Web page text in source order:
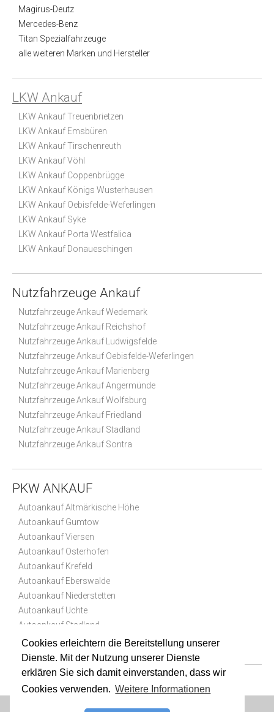
Cookies erleichtern die Bereitstellung unserer
Dienste. Mit der Nutzung unserer Dienste
erklären Sie sich damit einverstanden, dass wir
Cookies verwenden. Weitere Informationen
Magirus-Deutz
Mercedes-Benz
Titan Spezialfahrzeuge
alle weiteren Marken und Hersteller
LKW Ankauf
LKW Ankauf Treuenbrietzen
LKW Ankauf Emsbüren
LKW Ankauf Tirschenreuth
LKW Ankauf Vöhl
LKW Ankauf Coppenbrügge
LKW Ankauf Königs Wusterhausen
LKW Ankauf Oebisfelde-Weferlingen
LKW Ankauf Syke
LKW Ankauf Porta Westfalica
LKW Ankauf Donaueschingen
Nutzfahrzeuge Ankauf
Nutzfahrzeuge Ankauf Wedemark
Nutzfahrzeuge Ankauf Reichshof
Nutzfahrzeuge Ankauf Ludwigsfelde
Nutzfahrzeuge Ankauf Oebisfelde-Weferlingen
Nutzfahrzeuge Ankauf Marienberg
Nutzfahrzeuge Ankauf Angermünde
Nutzfahrzeuge Ankauf Wolfsburg
Nutzfahrzeuge Ankauf Friedland
Nutzfahrzeuge Ankauf Stadland
Nutzfahrzeuge Ankauf Sontra
PKW ANKAUF
Autoankauf Altmärkische Höhe
Autoankauf Gumtow
Autoankauf Viersen
Autoankauf Osterhofen
Autoankauf Krefeld
Autoankauf Eberswalde
Autoankauf Niederstetten
Autoankauf Uchte
Autoankauf Stadland
Autoankauf Zahna-Elster